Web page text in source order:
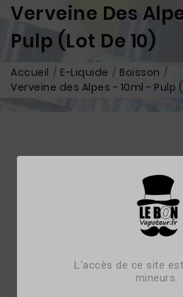
L'accès de ce site
mineurs.
Verveine Des
Pulp (Lot De 10)
Accueil E-Liquide
Boisson
Verveine des Alpes - 10ml - Pulp